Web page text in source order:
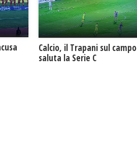
Calcio, il Trapani sul campo
saluta la Serie C